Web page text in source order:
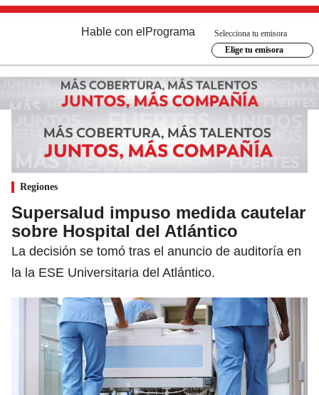
Hable con el Programa
Selecciona tu emisora
Elige tu emisora
Regiones
Supersalud impuso medida cautelar
sobre Hospital del Atlántico
La decisión se tomó tras el anuncio de auditoría en
la la ESE Universitaria del Atlántico.